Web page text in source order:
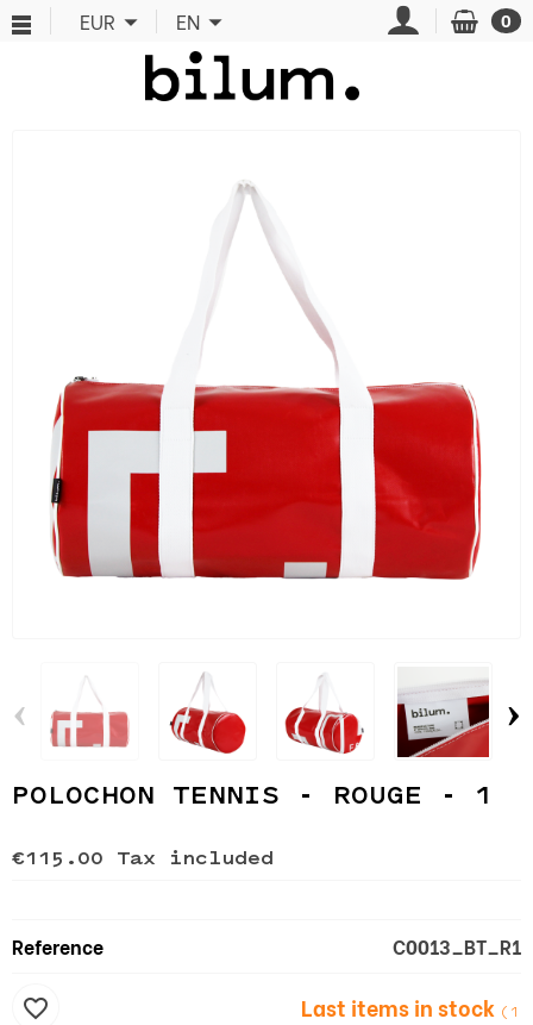
Cookies management panel
EUR EN 0
‹ ›
POLOCHON TENNIS - ROUGE - 1
€115.00 Tax included
Reference C0013_BT_R1
Last items in stock (1
favorite_border